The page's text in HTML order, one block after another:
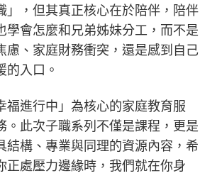
」，但其真正核心在於陪伴，陪伴
會怎麼和兄弟姊妹分工，而不是
、家庭財務衝突，還是感到自己
入口。
進行中」為核心的家庭教育服
此次子職系列不僅是課程，更是
構、專業與同理的資源內容，希
處壓力邊緣時，我們就在你身